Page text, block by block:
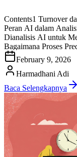
Contents1 Turnover
Peran AI dalam
Dianalisis AI untuk
Bagaimana Proses
Manajemen5.1
Mengurangi Turnover
Berfokus pada Data,
February 9, 2026
Harmadhani Adi
Baca Selengkapnya